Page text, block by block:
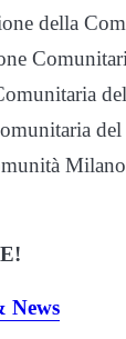
della
del
News